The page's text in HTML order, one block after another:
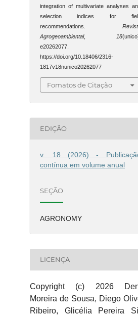
integration of multivariate analyses
selection indices for
recommendations.
Agrogeoambiental, 18
e20262077.
https://doi.org/10.18406/2316-
1817v18nunico20262077
Fomatos de Citação
EDIÇÃO
v. 18 (2026) -
contínua em volume anual
SEÇÃO
AGRONOMY
LICENÇA
Copyright (c) 2026
Moreira de Sousa, Diego
Ribeiro, Glicélia Pereira